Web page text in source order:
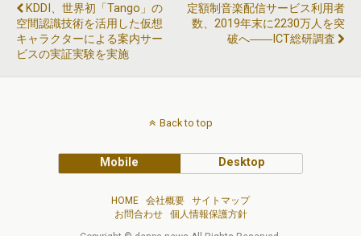
KDDI、世界初「Tango」の
空間認識技術を活用した仮想
キャラクターによる案内サー
ビスの実証実験を実施
定額制音楽配信サービス利用者
数、2019年末に2230万人を突
破へ――ICT総研調査
Back to top
Mobile Desktop
HOME 会社概要
サイトマップ
お問合わせ
個人情報保護方針